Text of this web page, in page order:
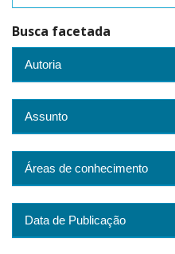
Busca facetada
Autoria
Assunto
Áreas de conhecimento
Data de Publicação